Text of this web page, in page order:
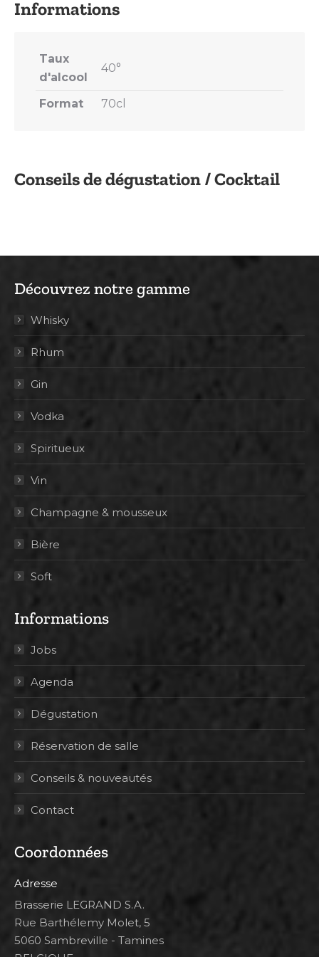
Conseils de dégustation / Cocktail
Taux
d'alcool
40°
Format 70cl
Découvrez notre gamme
Whisky
Rhum
Gin
Vodka
Spiritueux
Vin
Champagne & mousseux
Bière
Soft
Informations
Jobs
Agenda
Dégustation
Réservation de salle
Conseils & nouveautés
Contact
Coordonnées
Adresse
Brasserie LEGRAND S.A.
Rue Barthélemy Molet, 5
5060 Sambreville - Tamines